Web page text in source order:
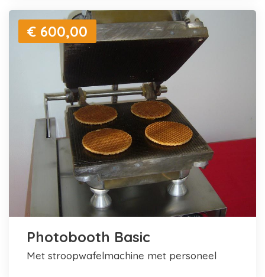
€ 600,00
Photobooth Basic
met stroopwafelmachine met personeel